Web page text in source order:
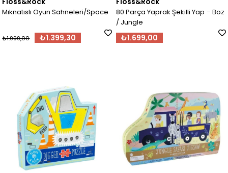
Mıknatıslı Oyun Sahneleri/Space
₺1.399,30
₺1.999,00
80 Parça Yaprak Şekilli Yap – Boz
/ Jungle
₺1.699,00